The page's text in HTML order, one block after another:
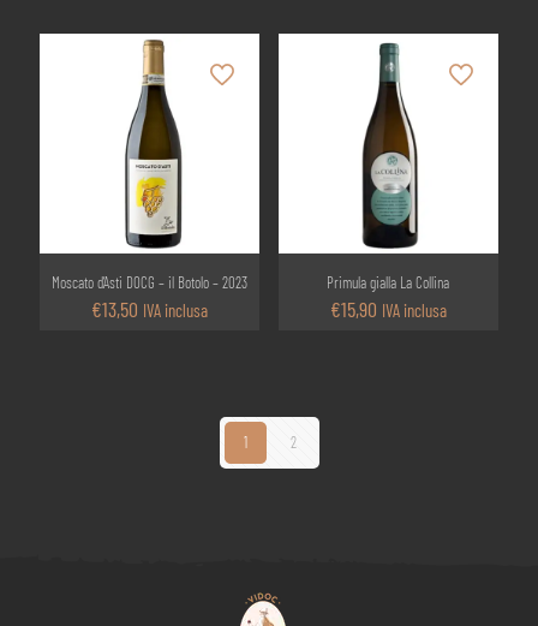
Moscato d’Asti DOCG – il Botolo – 2023
€13,50 IVA inclusa
Primula gialla La Collina
€15,90 IVA inclusa
1 2